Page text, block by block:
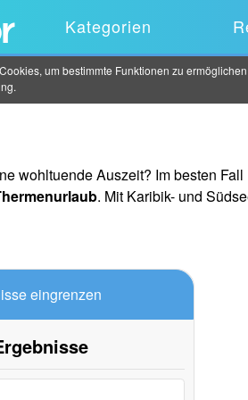
um bestimmte Funktionen zu
.
Kategorien
wohltuende Auszeit? Im besten
. Mit Karibik- und
eingrenzen